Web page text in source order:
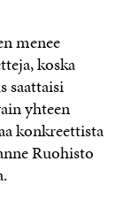
menee
koska
saattaisi
yhteen
konkreettista
Ruohisto